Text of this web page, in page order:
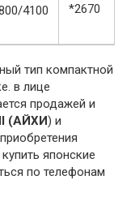
4100
*2670
тип компактной
в лице
продажей и
(АЙХИ) и
японские
по телефонам